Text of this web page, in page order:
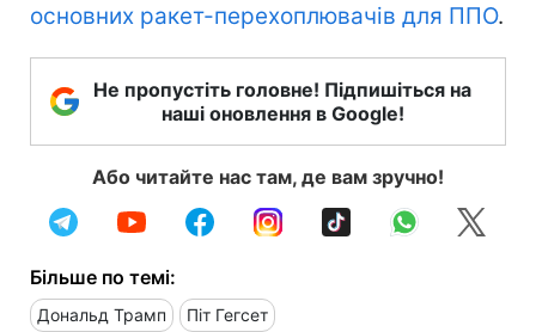
основних ракет-перехоплювачів для ППО.
Не пропустіть головне! Підпишіться на
наші оновлення в Google!
Або читайте нас там, де вам зручно!
Більше по темі:
Дональд Трамп Піт Гегсет